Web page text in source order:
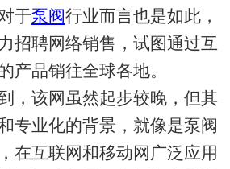
于泵阀行业而言也是如此，
招聘网络销售，试图通过互
产品销往全球各地。
，该网虽然起步较晚，但其
专业化的背景，就像是泵阀
在互联网和移动网广泛应用